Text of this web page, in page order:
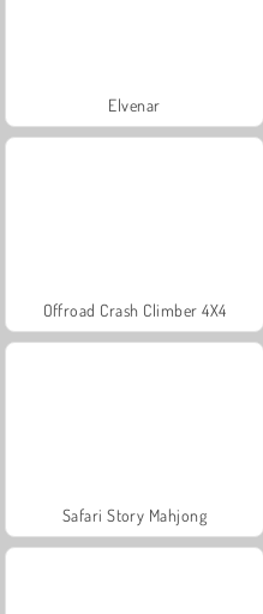
Elvenar
Offroad Crash Climber 4X4
Safari Story Mahjong